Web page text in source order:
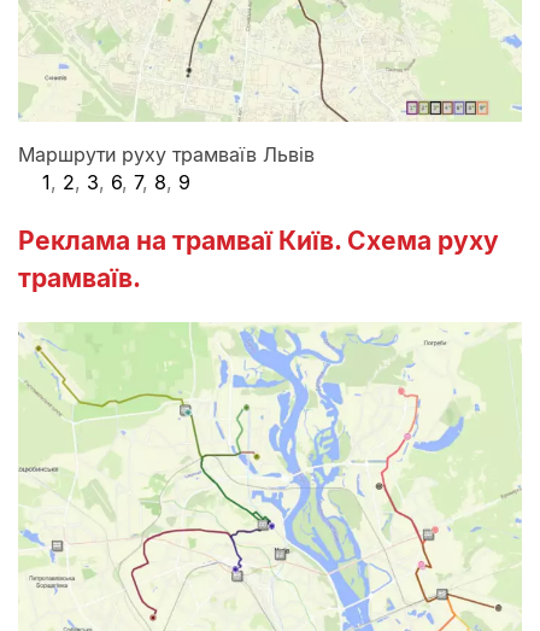
Маршрути руху трамваїв Львів
1, 2, 3, 6, 7, 8, 9
Реклама на трамваї Київ. Схема руху
трамваїв.